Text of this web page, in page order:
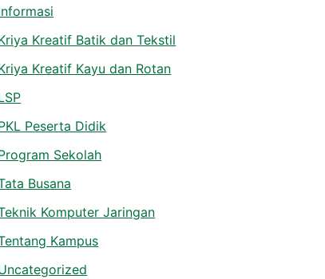
Kreatif Batik dan Tekstil
Kreatif Kayu dan Rotan
Peserta Didik
Sekolah
Busana
Komputer Jaringan
Kampus